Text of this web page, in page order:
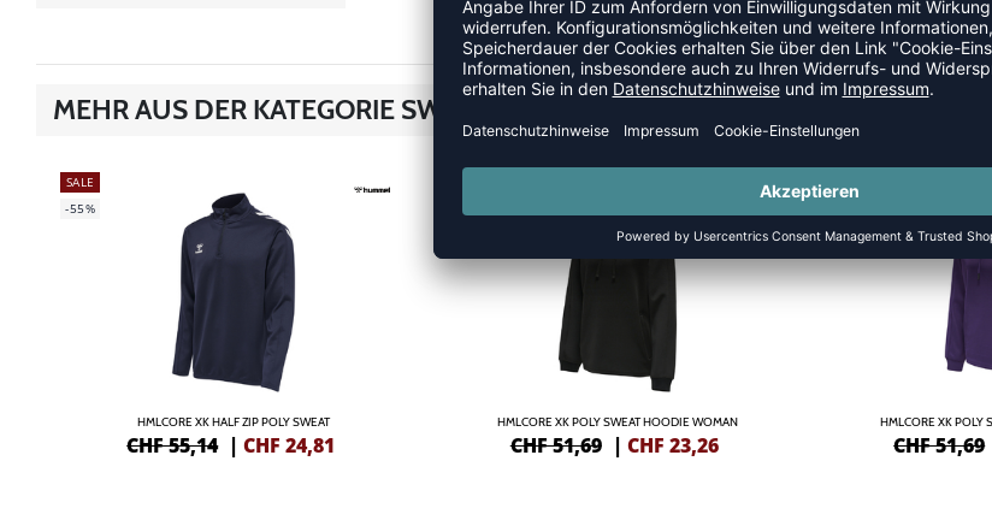
MEHR AUS DER KATEGORIE SWEATS/HOODIES
SALE
-55%
HMLCORE XK HALF ZIP POLY SWEAT
CHF 55,14 |CHF 24,81
-55%
HMLCORE XK POLY SWEAT HOODIE WOMAN
CHF 51,69 | CHF 23,26
HMLCORE XK POLY
CHF 51,69